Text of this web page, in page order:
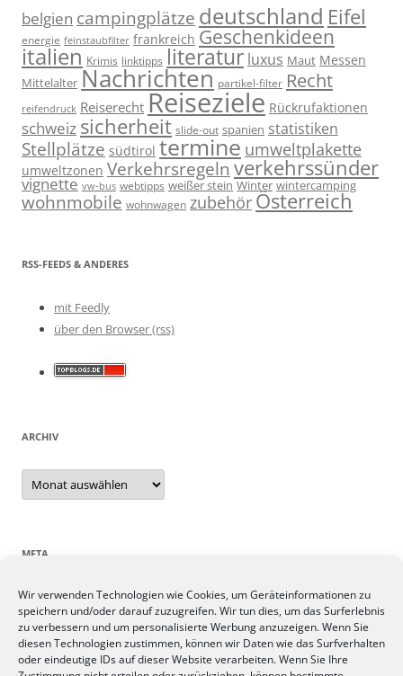
Wir verwenden Technologien wie Cookies, um Geräteinformationen zu
speichern und/oder darauf zuzugreifen. Wir tun dies, um das Surferlebnis
zu verbessern und um personalisierte Werbung anzuzeigen. Wenn Sie
diesen Technologien zustimmen, können wir Daten wie das Surfverhalten
oder eindeutige IDs auf dieser Website verarbeiten. Wenn Sie Ihre
belgien campingplätze deutschland Eifel
energie feinstaubfilter frankreich Geschenkideen
italien Krimis linktipps literatur luxus Maut Messen
Mittelalter Nachrichten partikel-filter Recht
reifendruck Reiserecht Reiseziele Rückrufaktionen
schweiz sicherheit slide-out spanien statistiken
Stellplätze südtirol termine umweltplakette
umweltzonen Verkehrsregeln verkehrssünder
vignette vw-bus webtipps weißer stein Winter wintercamping
wohnmobile wohnwagen zubehör Österreich
RSS-FEEDS & ANDERES
mit Feedly
über den Browser (rss)
ARCHIV
Archiv
META
Anmelden
Eintrags-Feed
Kommentar-Feed
WordPress.org